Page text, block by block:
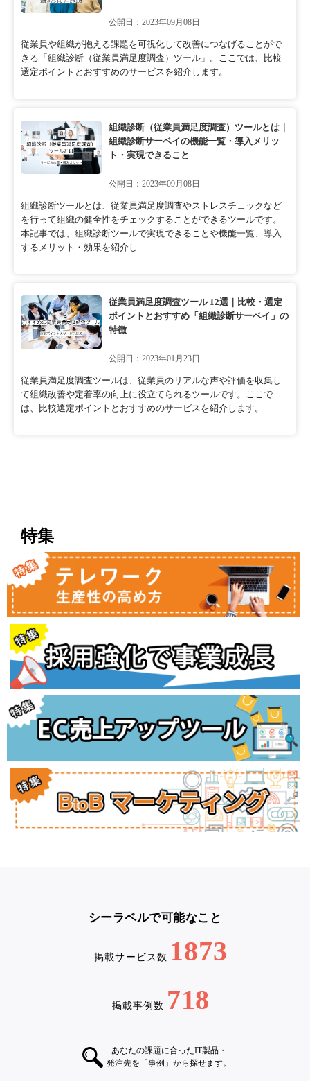
公開日：2023年09月08日
従業員や組織が抱える課題を可視化して改善につなげることがで
きる「組織診断（従業員満足度調査）ツール」。ここでは、比較
選定ポイントとおすすめのサービスを紹介します。
組織診断（従業員満足度調査）ツールとは｜
組織診断サーベイの機能一覧・導入メリッ
ト・実現できること
公開日：2023年09月08日
組織診断ツールとは、従業員満足度調査やストレスチェックなど
を行って組織の健全性をチェックすることができるツールです。
本記事では、組織診断ツールで実現できることや機能一覧、導入
するメリット・効果を紹介し...
従業員満足度調査ツール 12選｜比較・選定
ポイントとおすすめ「組織診断サーベイ」の
特徴
公開日：2023年01月23日
従業員満足度調査ツールは、従業員のリアルな声や評価を収集し
て組織改善や定着率の向上に役立てられるツールです。ここで
は、比較選定ポイントとおすすめのサービスを紹介します。
特集
シーラベルで可能なこと
掲載サービス数 1873
掲載事例数 718
あなたの課題に合ったIT製品・
発注先を「事例」から探せます。